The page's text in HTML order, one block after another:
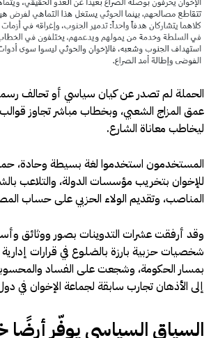
الحملة لم تصدر عن كيان سياسي أو تحالف
عمق المزاج الشعبي، وبخطاب مباشر تجاوز قوالب
ليخاطب معاناة الشارع.
المستخدمون استخدموا لغة بسيطة وحادة،
للإخوان بتخريب مؤسسات الدولة، والتلاعب
المناصب، وتقديم الولاء الحزبي على حساب
وقد أرفقت عشرات التدوينات بصور ووثائق
شخصيات حزبية بارزة بالضلوع في قرارات
بمسار الحكومة، وشجعت على الفساد
إلى الأذهان تجارب سابقة لجماعة الإخوان في
السياق السياسي يوفّر